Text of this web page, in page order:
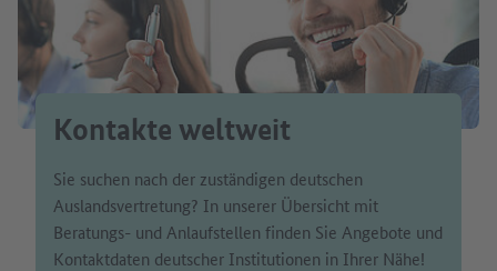
Kontakte weltweit
Sie suchen nach der zuständigen deutschen
Auslandsvertretung? In unserer Übersicht mit
Beratungs- und Anlaufstellen finden Sie Angebote und
Kontaktdaten deutscher Institutionen in Ihrer Nähe!